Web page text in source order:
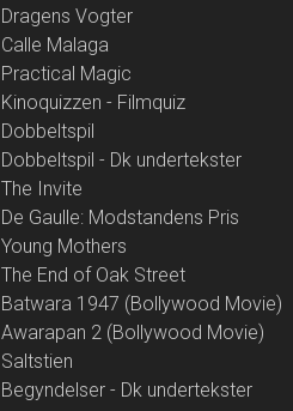
Dragens Vogter
Calle Malaga
Practical Magic
Kinoquizzen - Filmquiz
Dobbeltspil
Dobbeltspil - Dk undertekster
The Invite
De Gaulle: Modstandens Pris
Young Mothers
The End of Oak Street
Batwara 1947 (Bollywood Movie)
Awarapan 2 (Bollywood Movie)
Saltstien
Begyndelser - Dk undertekster